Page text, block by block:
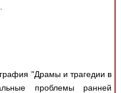
"Драмы и трагедии в
проблемы ранней